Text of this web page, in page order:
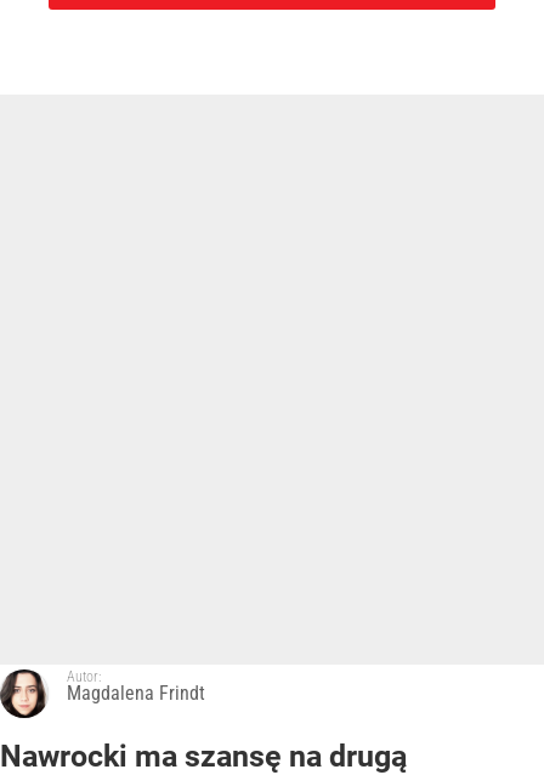
Autor:
Magdalena Frindt
Nawrocki ma szansę na drugą